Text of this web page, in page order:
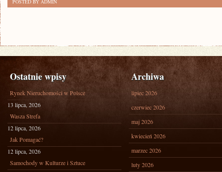
POSTED BY ADMIN
Ostatnie wpisy
Rynek Nieruchomości w Polsce
13 lipca, 2026
Wasza Strefa
12 lipca, 2026
Jak Pomagać?
12 lipca, 2026
Samochody w Kulturze i Sztuce
Archiwa
lipiec 2026
czerwiec 2026
maj 2026
kwiecień 2026
marzec 2026
luty 2026